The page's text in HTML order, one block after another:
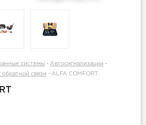
системы - Автосигнализации -
связи - ALFA COMFORT